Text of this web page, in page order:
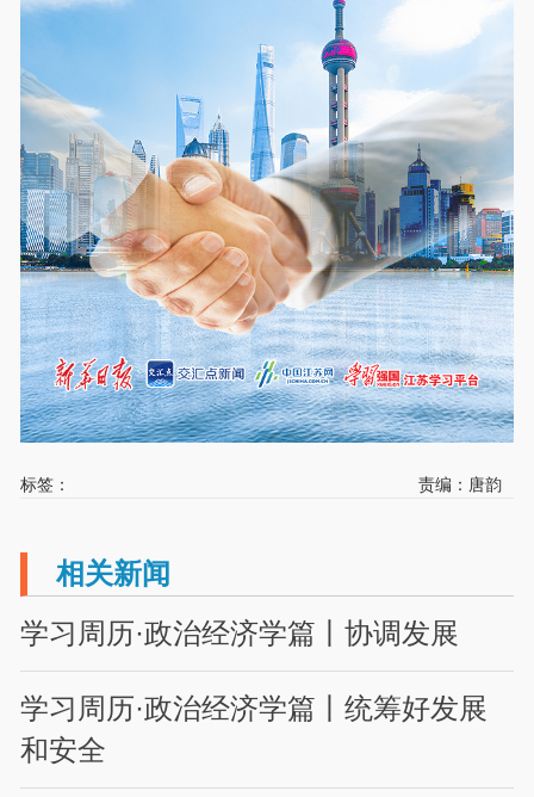
标签： 责编：唐韵
相关新闻
学习周历·政治经济学篇丨协调发展
学习周历·政治经济学篇丨统筹好发展
和安全